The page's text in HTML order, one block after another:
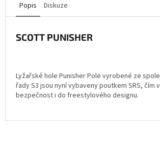
Popis Diskuze
SCOTT PUNISHER
Lyžařské hole Punisher Pole vyrobené ze
řady S3 jsou nyní vybaveny poutkem SRS, čím
bezpečnost i do freestylového designu.